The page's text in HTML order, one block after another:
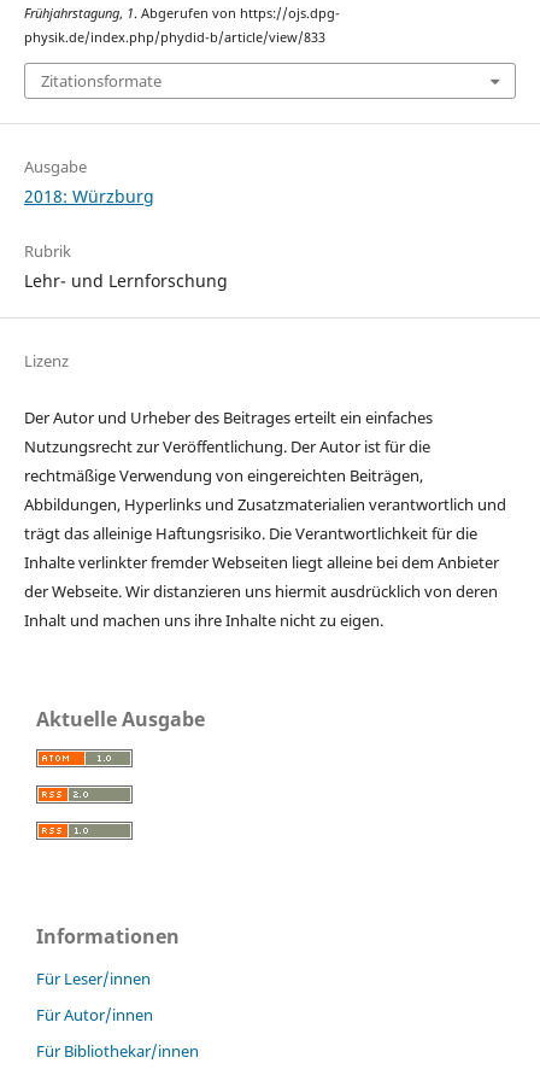
Frühjahrstagung, 1. Abgerufen von https://ojs.dpg-
physik.de/index.php/phydid-b/article/view/833
Zitationsformate
Ausgabe
2018: Würzburg
Rubrik
Lehr- und Lernforschung
Lizenz
Der Autor und Urheber des Beitrages erteilt ein einfaches
Nutzungsrecht zur Veröffentlichung. Der Autor ist für die
rechtmäßige Verwendung von eingereichten Beiträgen,
Abbildungen, Hyperlinks und Zusatzmaterialien verantwortlich und
trägt das alleinige Haftungsrisiko. Die Verantwortlichkeit für die
Inhalte verlinkter fremder Webseiten liegt alleine bei dem Anbieter
der Webseite. Wir distanzieren uns hiermit ausdrücklich von deren
Inhalt und machen uns ihre Inhalte nicht zu eigen.
Aktuelle Ausgabe
Informationen
Für Leser/innen
Für Autor/innen
Für Bibliothekar/innen